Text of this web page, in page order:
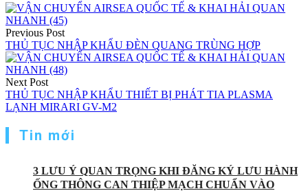
Điều
hướng
bài
viết
Previous Post
THỦ TỤC NHẬP KHẨU ĐÈN QUANG TRÙNG HỢP
Next Post
THỦ TỤC NHẬP KHẨU THIẾT BỊ PHÁT TIA PLASMA
LẠNH MIRARI GV-M2
Tin mới
3 LƯU Ý QUAN TRỌNG KHI ĐĂNG KÝ LƯU HÀNH
ỐNG THÔNG CAN THIỆP MẠCH CHUẨN VÀO